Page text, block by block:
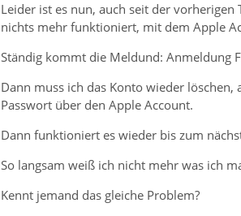
Leider ist es nun, auch seit der
nichts mehr funktioniert, mit dem Apple
Ständig kommt die Meldund: Anmeldung
Dann muss ich das Konto wieder
Passwort über den Apple Account.
Dann funktioniert es wieder bis zum
So langsam weiß ich nicht mehr was ich
Kennt jemand das gleiche Problem?